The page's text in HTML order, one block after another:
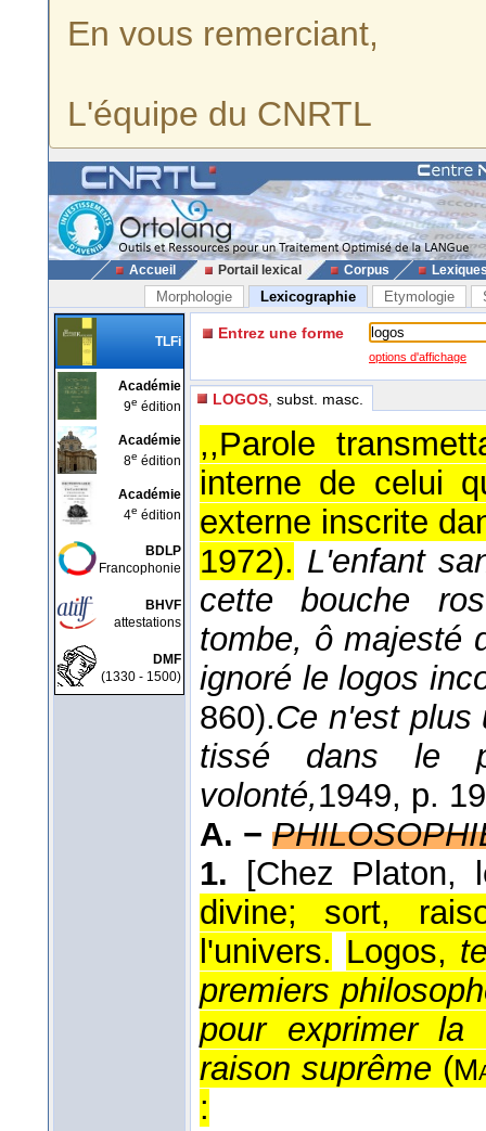
En vous remerciant,
L'équipe du CNRTL
Accueil Portail lexical Corpus
Morphologie Lexicographie Etymologie
TLFi
Académie
9e édition
Académie
8e édition
Académie
4e édition
BDLP
Francophonie
BHVF
attestations
DMF
(1330 - 1500)
Entrez une forme
options d'affichage
LOGOS , subst. masc.
,,Parole
interne de celui
externe inscrite
1972). L'enfant
cette bouche
tombe, ô majesté
ignoré le logos
860).Ce n'est plus
tissé dans le
volonté,1949, p.
A. −
1.
[Chez Platon,
divine; sort,
l'univers. Logos,
premiers
pour exprimer la
raison suprême (
: